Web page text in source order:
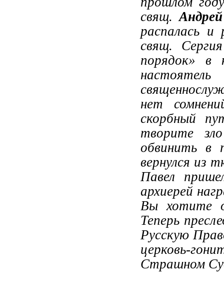
свящ.
распалась и
свящ.
порядок» в
нет
скорбный
творите
обвинить в
вернулся из
Павел
архиерей
Вы хотите
Теперь
Русскую
церковь-
Страшном